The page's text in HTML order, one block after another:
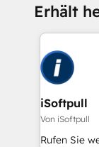
Erhält
iSoftpull
Von iSoftpull
Rufen Sie